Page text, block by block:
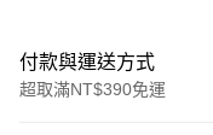
付款與運送方式
超取滿NT$390免運